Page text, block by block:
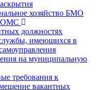
хозяйство БМО
ОМС
должностях
имеющихся в
на муниципальную
требования к
вакантных